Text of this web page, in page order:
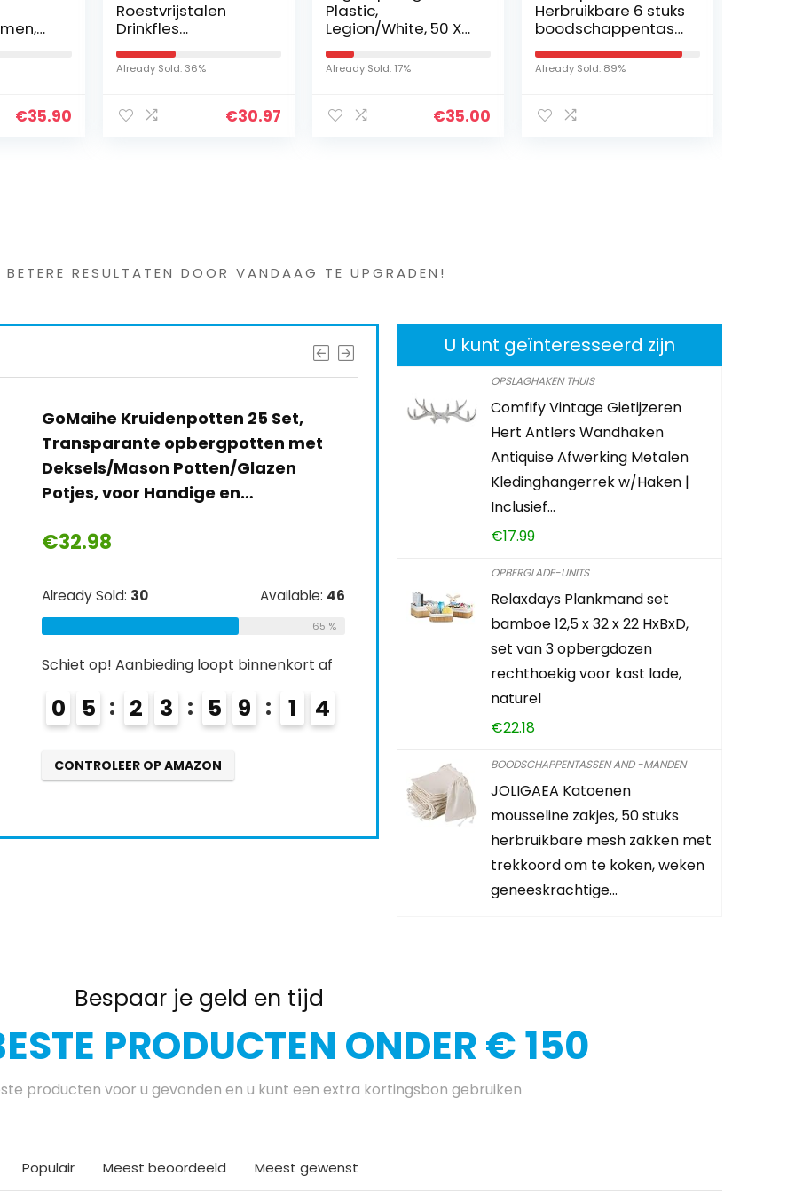
in
€35.90
Roestvrijstalen
Drinkfles
“milkyBottle” –
750ml – BPA-Free,
Lekvrij, Geschikt voor
Thermosfles voor
Already Sold: 36%
€30.97
Plastic,
Legion/White, 50 X
25 X 18 cm
Already Sold: 17%
€35.00
Herbruikbare 6 stuks
boodschappentass
en milieuvriendelijke
opvouwbare
boodschappentass
Already Sold: 89%
RESULTATEN DOOR VANDAAG TE UPGRADEN!
GoMaihe Kruidenpotten 25 Set,
Transparante opbergpotten met
Deksels/Mason Potten/Glazen
Potjes, voor Handige en…
€32.98
Already Sold: 30 Available: 46
65 %
Schiet op! Aanbieding loopt binnenkort af
0 5 2 3 5 9 1 2
3
CONTROLEER OP AMAZON
U kunt geïnteresseerd zijn
OPSLAGHAKEN THUIS
Comfify Vintage Gietijzeren
Hert Antlers Wandhaken
Antiquise Afwerking Metalen
Kledinghangerrek w/Haken |
Inclusief…
€17.99
OPBERGLADE-UNITS
Relaxdays Plankmand set
bamboe 12,5 x 32 x 22 HxBxD,
set van 3 opbergdozen
rechthoekig voor kast lade,
naturel
€22.18
BOODSCHAPPENTASSEN AND -MANDEN
JOLIGAEA Katoenen
mousseline zakjes, 50 stuks
herbruikbare mesh zakken met
trekkoord om te koken, weken
geneeskrachtige…
Bespaar je geld en tijd
PRODUCTEN ONDER € 150
producten voor u gevonden en u kunt een extra kortingsbon gebruiken
Populair Meest beoordeeld Meest gewenst